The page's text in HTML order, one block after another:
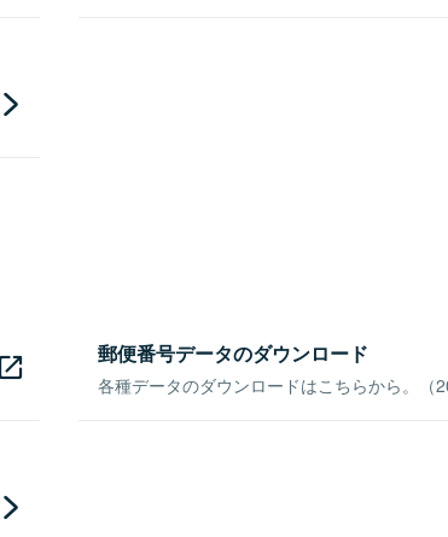
郵便番号データのダウンロード
各種データのダウンロードはこちらから。（